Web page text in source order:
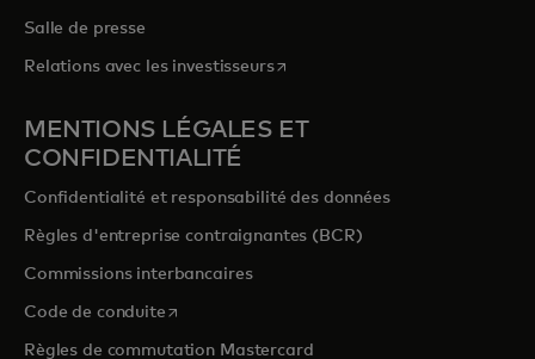
Salle de presse
Relations avec les investisseurss’ouvre dans un nouvel onglet
MENTIONS LÉGALES ET
CONFIDENTIALITÉ
Confidentialité et responsabilité des données
Règles d'entreprise contraignantes (BCR)
Commissions interbancaires
Code de conduites’ouvre dans un nouvel onglet
Règles de commutation Mastercard